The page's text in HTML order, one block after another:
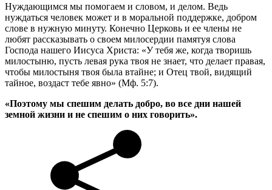
Нуждающимся мы помогаем и словом, и делом. Ведь
нуждаться человек может и в моральной поддержке, добром
слове в нужную минуту. Конечно Церковь и ее члены не
любят рассказывать о своем милосердии памятуя слова
Господа нашего Иисуса Христа: «У тебя же, когда творишь
милостыню, пусть левая рука твоя не знает, что делает правая,
чтобы милостыня твоя была втайне; и Отец твой, видящий
тайное, воздаст тебе явно» (Мф. 5:7).
«Поэтому мы спешим делать добро, во все дни нашей
земной жизни и не спешим о них говорить».